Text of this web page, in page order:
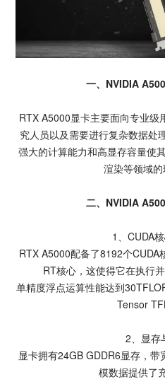
一、NVIDIA
RTX A5000显卡主要面向专业级
究人员以及需要进行复杂数据处
强大的计算能力和高显存容量使
渲染等领域的
二、NVIDIA
1、CUDA
RTX A5000配备了8192个
RT核心，这使得它在执行
单精度浮点运算性能达到
Tensor
2、显存
显卡拥有24GB GDDR6显存，
模数据提供了